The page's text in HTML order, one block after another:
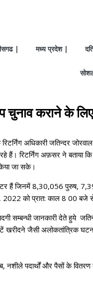
| मध्य प्रदेश |
चुनाव कराने के
अधिकारी जतिन्दर
हैं। रिटर्निंग अफ़सर ने बताया
जा सके।
हैं जिनमें 8,30,056 पुरुष,
को प्रात: काल 8 00 बजे से
सम्बन्धी जानकारी देते हुये
खरीदने जैसी अलोकतांत्रिक
नशीले पदार्थों और पैसों के